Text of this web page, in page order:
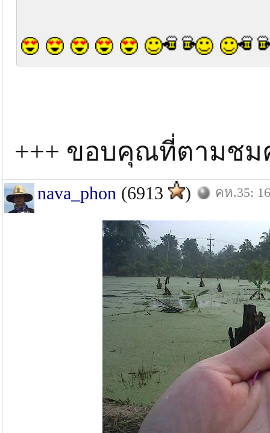
+++ ขอบคุณที่ตามช
nava_phon (6913 ) คห.35: